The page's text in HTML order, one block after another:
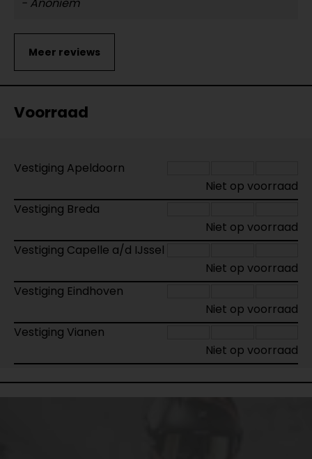
Voorraad
Vestiging Apeldoorn
Niet op voorraad
Vestiging Breda
Niet op voorraad
Vestiging Capelle a/d IJssel
Niet op voorraad
Vestiging Eindhoven
Niet op voorraad
Vestiging Vianen
Niet op voorraad